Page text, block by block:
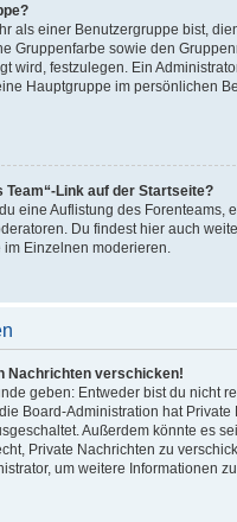
als einer Benutzergruppe bist,
Gruppenfarbe sowie den
wird, festzulegen. Ein
Hauptgruppe im persönlichen
Team“-Link auf der Startseite?
eine Auflistung des Forenteams,
Du findest hier auch
Einzelnen moderieren.
Nachrichten verschicken!
geben: Entweder bist du nicht
Board-Administration hat Private
Außerdem könnte es
Private Nachrichten zu
um weitere Informationen